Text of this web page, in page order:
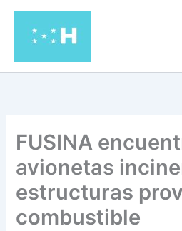
contenido
FUSINA
avionetas
estructuras
combustible